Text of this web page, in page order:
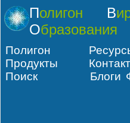
Полигон
Образования
Полигон
Продукты
Поиск
Блоги